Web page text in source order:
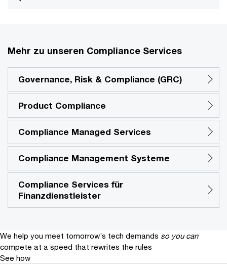
Mehr zu unseren Compliance Services
Governance, Risk & Compliance (GRC)
Product Compliance
Compliance Managed Services
Compliance Management Systeme
Compliance Services für
Finanzdienstleister
We help you meet tomorrow’s tech demands so you can
compete at a speed that rewrites the rules
See how